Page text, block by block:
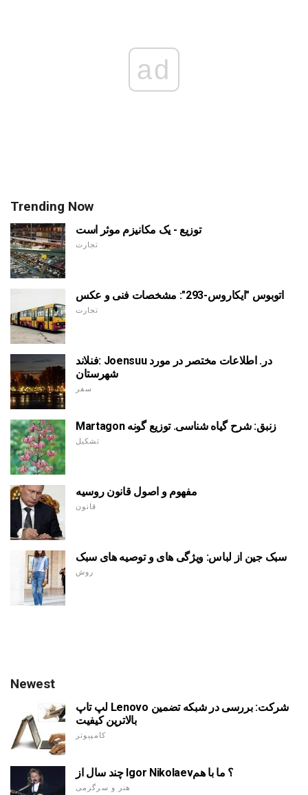
ad
Trending Now
توزیع - یک مکانیزم موثر است
تجارت
اتوبوس "ایکاروس-293": مشخصات فنی و عکس
تجارت
فنلاند: Joensuu در. اطلاعات مختصر در مورد
شهرستان
سفر
Martagon زنبق: شرح گیاه شناسی. توزیع گونه
تشکیل
مفهوم و اصول قانون روسیه
قانون
سبک جین از لباس: ویژگی های و توصیه های سبک
روش
Newest
لپ تاپ Lenovo شرکت: بررسی در شبکه تضمین
بالاترین کیفیت
کامپیوتر
چند سال از Igor Nikolaev؟ ما با هم
هنر و سرگرمی